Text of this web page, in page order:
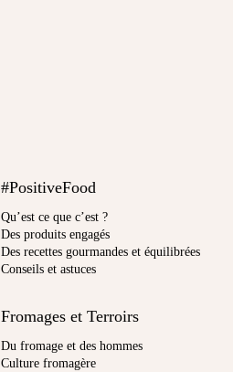
#PositiveFood
Qu’est ce que c’est ?
Des produits engagés
Des recettes gourmandes et équilibrées
Conseils et astuces
Fromages et Terroirs
Du fromage et des hommes
Culture fromagère